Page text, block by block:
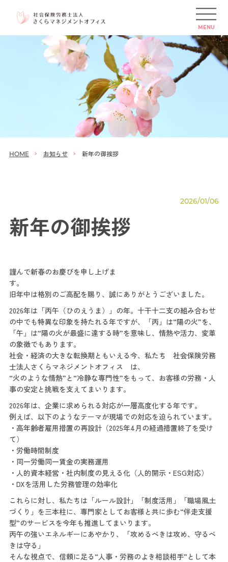
MENU
HOME お知らせ 新年の御挨拶
2026/01/06
新年の御挨拶
謹んで新春のお慶びを申し上げま
す
旧年中は格別のご高配を賜り、誠にありがとうございました。
2026年は「丙午（ひのえうま）」の年。十干十二支の組み合わせ
の中でも特異な印象を持たれる年ですが、「丙」は“陽の火”を、
「午」は“陽の火が最盛に達する時”を意味し、情熱や活力、変革
の象徴でもあります。
社会・経済の大きな転換期ともいえる今、私たち 社会保険労務
士法人さくらマネジメントオフィス は、
“火のような情熱”と“冷静な専門性”をもって、お客様の労務・人
事の安定と挑戦を支えてまいります。
2026年は、企業に求められる対応が一層高度化する年です。
例えば、以下のようなテーマが現場での対応を迫られています。
・高年齢者雇用措置の再設計（2025年4月の経過措置終了を受け
て）
・労働時間制度
・同一労働同一賃金の実務運用
・人的資本経営・社内制度の見える化（人的開示・ESG対応）
・DXを活用した労務管理の効率化
これらに対し、私たちは「ルール設計」「制度活用」「職場風土
づくり」を三本柱に、専門家としてお客様と共に歩む“伴走支援
型”のサービスを今年も推進してまいります。
丙午の強いエネルギーにあやかり、「攻めるべきは攻め、守るべ
きは守る」
そんな視点で、信頼に足る“人事・労務のよき相談相手”として本